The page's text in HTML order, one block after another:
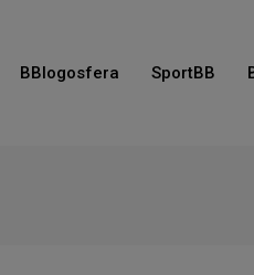
BBlogosfera SportBB